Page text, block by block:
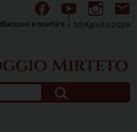
10 Agosto 2026
e martire